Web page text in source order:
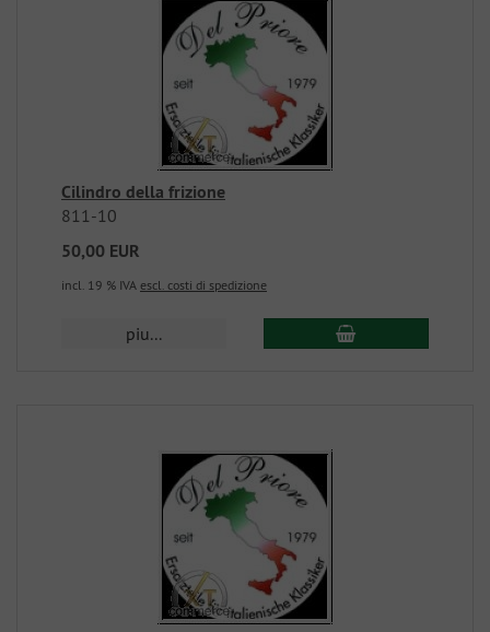
Cilindro della frizione
811-10
50,00 EUR
incl. 19 % IVA escl. costi di spedizione
piu...